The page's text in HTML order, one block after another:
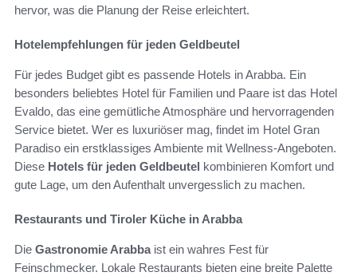
hervor, was die Planung der Reise erleichtert.
Hotelempfehlungen für jeden Geldbeutel
Für jedes Budget gibt es passende Hotels in Arabba. Ein
besonders beliebtes Hotel für Familien und Paare ist das Hotel
Evaldo, das eine gemütliche Atmosphäre und hervorragenden
Service bietet. Wer es luxuriöser mag, findet im Hotel Gran
Paradiso ein erstklassiges Ambiente mit Wellness-Angeboten.
Diese Hotels für jeden Geldbeutel kombinieren Komfort und
gute Lage, um den Aufenthalt unvergesslich zu machen.
Restaurants und Tiroler Küche in Arabba
Die Gastronomie Arabbaist ein wahres Fest für
Feinschmecker. Lokale Restaurants bieten eine breite Palette